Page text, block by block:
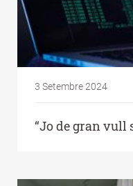
3 Setembre 2024
“Jo de gran vull